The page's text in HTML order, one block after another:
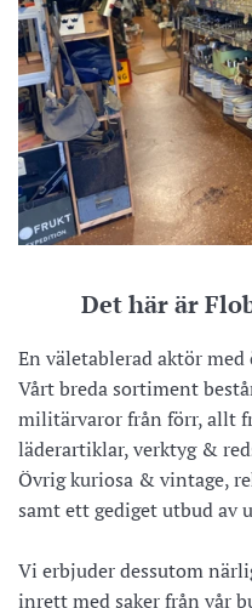
Det här är
En väletablerad aktör
Vårt breda sortiment
militärvaror från förr, allt
läderartiklar, verktyg &
Övrig kuriosa & vintage,
samt ett gediget utbud av
Vi erbjuder dessutom
inrett med saker från vår